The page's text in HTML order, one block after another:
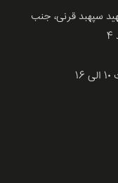
سپهبد قرنی، جنب